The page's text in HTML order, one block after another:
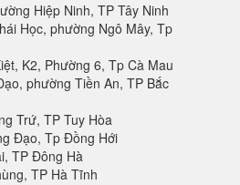
Hiệp Ninh, TP Tây Ninh
Học, phường Ngô Mây, Tp
K2, Phường 6, Tp Cà Mau
phường Tiền An, TP Bắc
Trứ, TP Tuy Hòa
Đạo, Tp Đồng Hới
TP Đông Hà
TP Hà Tĩnh